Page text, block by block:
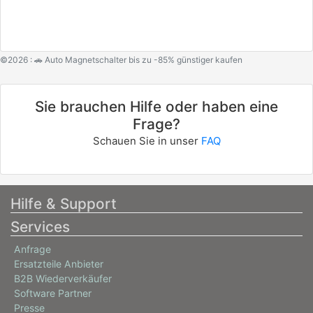
©2026 : 🚗 Auto Magnetschalter bis zu -85% günstiger kaufen
Sie brauchen Hilfe oder haben eine
Frage?
Schauen Sie in unser FAQ
Hilfe & Support
Services
Anfrage
Ersatzteile Anbieter
B2B Wiederverkäufer
Software Partner
Presse